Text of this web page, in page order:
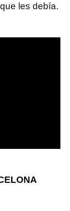
les debía.